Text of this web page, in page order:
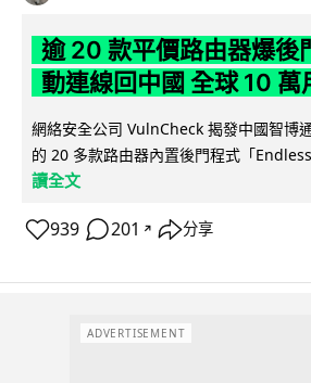
逾 20 款平價路由器爆後
動連線回中國 全球 10 萬
網絡安全公司 VulnCheck 揭發中國智博
的 20 多款路由器內置後門程式「
讀全文
939 201 ↗ 分享
ADVERTISEMENT